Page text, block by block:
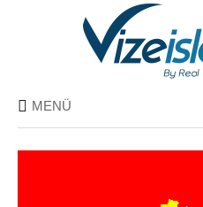
MENÜ